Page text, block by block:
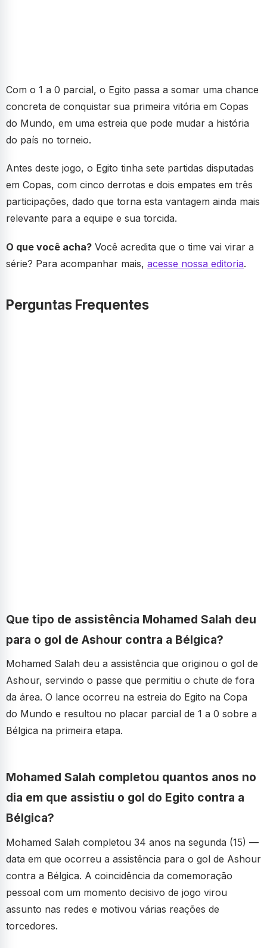
Com o 1 a 0 parcial, o Egito passa a somar uma chance
concreta de conquistar sua primeira vitória em Copas
do Mundo, em uma estreia que pode mudar a história
do país no torneio.
Antes deste jogo, o Egito tinha sete partidas disputadas
em Copas, com cinco derrotas e dois empates em três
participações, dado que torna esta vantagem ainda mais
relevante para a equipe e sua torcida.
O que você acha? Você acredita que o time vai virar a
série? Para acompanhar mais, acesse nossa editoria.
Perguntas Frequentes
Que tipo de assistência Mohamed Salah deu
para o gol de Ashour contra a Bélgica?
Mohamed Salah deu a assistência que originou o gol de
Ashour, servindo o passe que permitiu o chute de fora
da área. O lance ocorreu na estreia do Egito na Copa
do Mundo e resultou no placar parcial de 1 a 0 sobre a
Bélgica na primeira etapa.
Mohamed Salah completou quantos anos no
dia em que assistiu o gol do Egito contra a
Bélgica?
Mohamed Salah completou 34 anos na segunda (15) —
data em que ocorreu a assistência para o gol de Ashour
contra a Bélgica. A coincidência da comemoração
pessoal com um momento decisivo de jogo virou
assunto nas redes e motivou várias reações de
torcedores.